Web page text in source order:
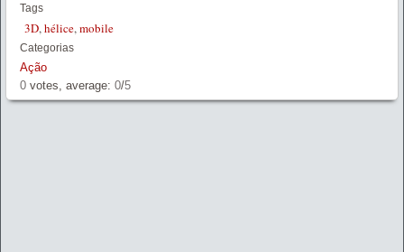
Tags
3D,hélice,mobile
Categorias
Ação
0 votes, average: 0/5